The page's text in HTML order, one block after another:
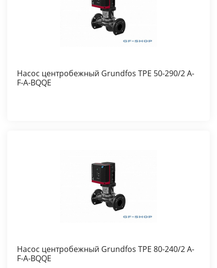
Насос центробежный Grundfos TPE 50-290/2 A-
F-A-BQQE
Насос центробежный Grundfos TPE 80-240/2 A-
F-A-BQQE